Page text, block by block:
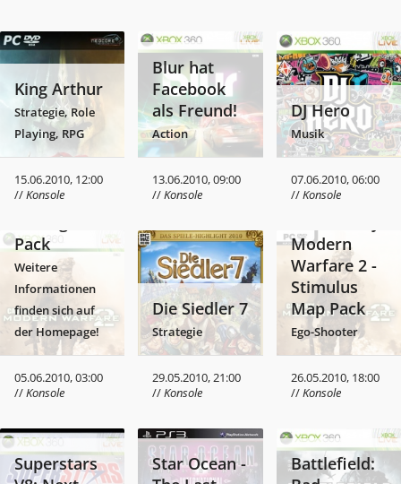
King Arthur
Strategie, Role
Playing, RPG
15.06.2010, 12:00
//Konsole
Blur hat
Facebook
als Freund!
Action
13.06.2010, 09:00
//Konsole
DJ Hero
Musik
07.06.2010, 06:00
//Konsole
Call of Duty:
Modern
Warfare 2 -
Pack
Weitere
Informationen
finden sich auf
der Homepage!
05.06.2010, 03:00
//Konsole
Die Siedler 7
Strategie
29.05.2010, 21:00
//Konsole
Modern
Warfare 2 -
Stimulus
Map Pack
Ego-Shooter
26.05.2010, 18:00
//Konsole
Superstars
Star Ocean -
Battlefield: